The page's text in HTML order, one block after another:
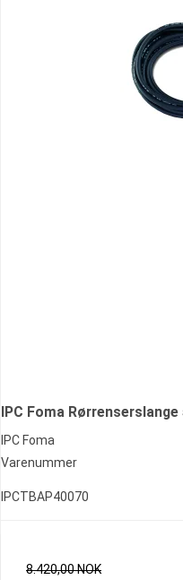
IPC Foma
IPC Foma
Varenummer
IPCTBAP40070
8.420,00 NOK